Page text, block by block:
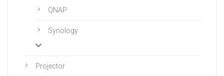
QNAP
Synology
Projector